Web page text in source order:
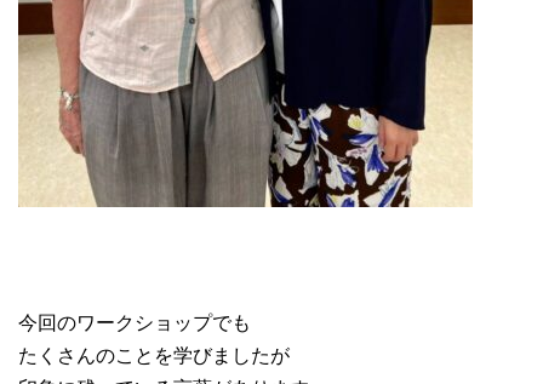
今回のワークショップでも
たくさんのことを学びましたが